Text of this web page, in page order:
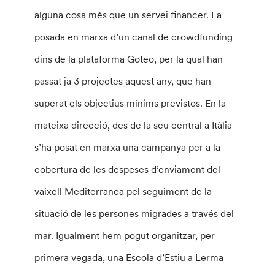
alguna cosa més que un servei financer. La
posada en marxa d’un canal de crowdfunding
dins de la plataforma Goteo, per la qual han
passat ja 3 projectes aquest any, que han
superat els objectius mínims previstos. En la
mateixa direcció, des de la seu central a Itàlia
s’ha posat en marxa una campanya per a la
cobertura de les despeses d’enviament del
vaixell Mediterranea pel seguiment de la
situació de les persones migrades a través del
mar. Igualment hem pogut organitzar, per
primera vegada, una Escola d’Estiu a Lerma